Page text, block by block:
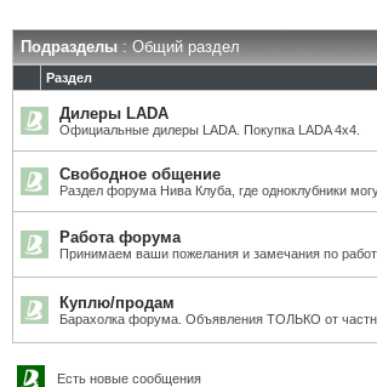
Подразделы: Общий раздел
Раздел
Дилеры LADA
Официальные дилеры LADA. Покупка LADA 4x4.
Свободное общение
Раздел форума Нива Клуба, где одноклубники
Работа форума
Принимаем ваши пожелания и замечания по
Куплю/продам
Барахолка форума. Объявления ТОЛЬКО от
Есть новые сообщения